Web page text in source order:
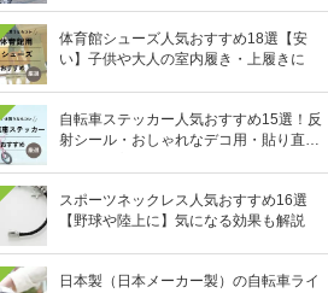
体育館シューズ人気おすすめ18選【安
い】子供や大人の室内履き・上履きに
自転車ステッカー人気おすすめ15選！反
射シール・おしゃれなデコ用・貼り直し
スポーツネックレス人気おすすめ16選
【野球や陸上に】気になる効果も解説
日本製（日本メーカー製）の自転車ライ